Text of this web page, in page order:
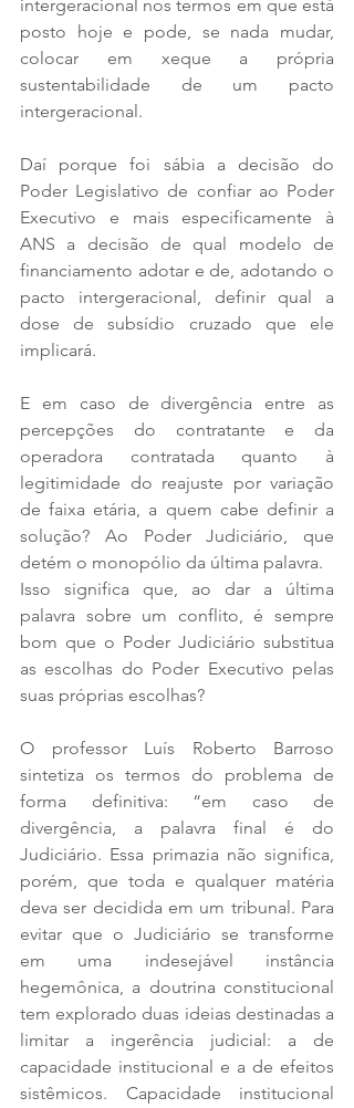
intergeracional nos termos em que está
posto hoje e pode, se nada mudar,
colocar em xeque a própria
sustentabilidade de um pacto
intergeracional.
Daí porque foi sábia a decisão do
Poder Legislativo de confiar ao Poder
Executivo e mais especificamente à
ANS a decisão de qual modelo de
financiamento adotar e de, adotando o
pacto intergeracional, definir qual a
dose de subsídio cruzado que ele
implicará.
E em caso de divergência entre as
percepções do contratante e da
operadora contratada quanto à
legitimidade do reajuste por variação
de faixa etária, a quem cabe definir a
solução? Ao Poder Judiciário, que
detém o monopólio da última palavra.
Isso significa que, ao dar a última
palavra sobre um conflito, é sempre
bom que o Poder Judiciário substitua
as escolhas do Poder Executivo pelas
suas próprias escolhas?
O professor Luís Roberto Barroso
sintetiza os termos do problema de
forma definitiva: “em caso de
divergência, a palavra final é do
Judiciário. Essa primazia não significa,
porém, que toda e qualquer matéria
deva ser decidida em um tribunal. Para
evitar que o Judiciário se transforme
em uma indesejável instância
hegemônica, a doutrina constitucional
tem explorado duas ideias destinadas a
limitar a ingerência judicial: a de
capacidade institucional e a de efeitos
sistêmicos. Capacidade institucional